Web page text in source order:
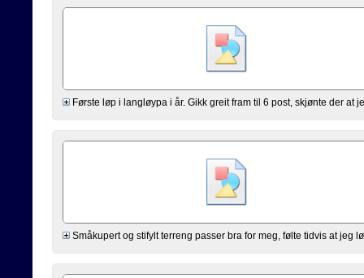
Første løp i langløypa i år. Gikk greit fram til 6 post, skjønte der at
Småkupert og stifylt terreng passer bra for meg, følte tidvis at jeg